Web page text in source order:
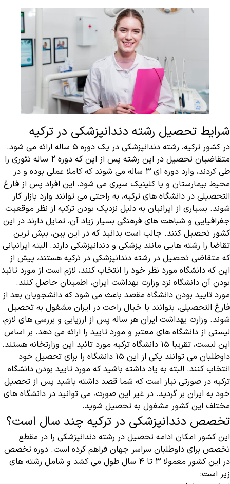
شرایط تحصیل رشته دندانپزشکی در ترکیه
در کشور ترکیه، رشته دندانپزشکی در یک دوره ۵ ساله ارائه می شود.
متقاضیان تحصیل در این رشته پس از این که دوره ۲ ساله تئوری را
طی کردند، وارد دوره ای ۳ ساله می شوند که کاملا عملی بوده و در
محیط بیمارستان و یا کلینیک سپری می شود. این افراد پس از فارغ
التحصیلی در دانشگاه های ترکیه، به راحتی می توانند وارد بازار کار
شوند. بسیاری از ایرانیان به دلیل نزدیک بودن ترکیه از نظر موقعیت
جغرافیایی و شباهت های فرهنگی بسیار زیاد آن، تمایل دارند در این
کشور تحصیل کنند. جالب است بدانید که در این بین، بیش ترین
تقاضا را رشته هایی مانند پزشکی و دندانپزشکی دارند. البته ایرانیانی
که متقاضی تحصیل در رشته دندانپزشکی در ترکیه هستند، پیش از
این که دانشگاه مورد نظر خود را انتخاب کنند، لازم است از مورد تائید
بودن آن دانشگاه نزد وزارت بهداشت ایران، اطمینان حاصل کنند.
مورد تایید بودن دانشگاه مقصد باعث می شود که دانشجویان بعد از
فارغ التحصیلی، بتوانند با خیال راحت در ایران مشغول به تحصیل
شوند. وزارت بهداشت ایران هر ساله پس از ارزیابی و بررسی های لازم،
لیستی از دانشگاه های معتبر و مورد تایید را ارائه می دهد. بر اساس
این لیست، تقریبا ۱۵ دانشگاه ترکیه مورد تائید این وزارتخانه هستند.
داوطلبان می توانند یکی از این ۱۵ دانشگاه را برای تحصیل خود
انتخاب کنند. البته به یاد داشته باشید که مورد تایید بودن دانشگاه
ترکیه در صورتی نیاز است که شما قصد داشته باشید پس از تحصیل
خود به ایران بر گردید. در غیر این صورت، می توانید در دانشگاه های
مختلف این کشور مشغول به تحصیل شوید.
تخصص دندانپزشکی در ترکیه چند سال است؟
این کشور امکان ادامه تحصیل در رشته دندانپزشکی را در مقطع
تخصص برای داوطلبان سراسر جهان فراهم کرده است. دوره تخصص
در این کشور معمولا ۳ تا ۴ سال طول می کشد و شامل رشته های
زیر است: